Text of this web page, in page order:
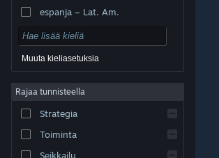
© Valve Corporation. Kaikki oikeudet pidätetään. Kaikki
Yhdysvalloissa ja kaikkialla maailmassa.
Helppokäyttötoiminnot
Hyvitykset|Evästeet
espanja – Lat. Am.
Muuta kieliasetuksia
Rajaa tunnisteella
Strategia
Toiminta
Seikkailu